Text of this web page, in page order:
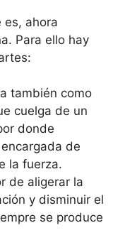
es, ahora
Para ello hay
también como
cuelga de un
donde
de
la fuerza.
de aligerar la
y disminuir el
se produce